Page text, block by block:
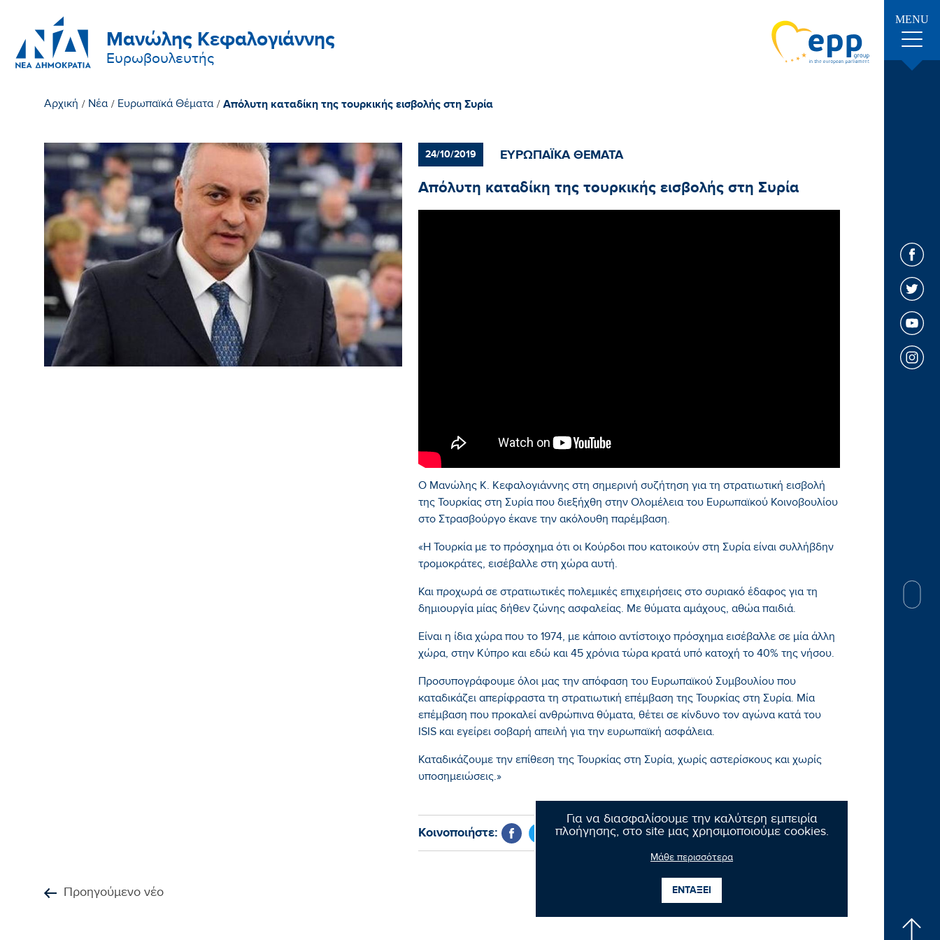
Μανώλης Κεφαλογιάννης
Ευρωβουλευτής
MENU
Για να διασφαλίσουμε την καλύτερη εμπειρία
πλοήγησης, στο site μας χρησιμοποιούμε cookies.
Μάθε περισσότερα
ΕΝΤΑΞΕΙ
Αρχική / Νέα / Ευρωπαϊκά Θέματα / Απόλυτη καταδίκη της τουρκικής εισβολής στη Συρία
24/10/2019 ΕΥΡΩΠΑΪΚΑ ΘΕΜΑΤΑ
Απόλυτη καταδίκη της τουρκικής εισβολής στη Συρία
Ο Μανώλης Κ. Κεφαλογιάννης στη σημερινή συζήτηση για τη στρατιωτική εισβολή
της Τουρκίας στη Συρία που διεξήχθη στην Ολομέλεια του Ευρωπαϊκού Κοινοβουλίου
στο Στρασβούργο έκανε την ακόλουθη παρέμβαση.
«Η Τουρκία με το πρόσχημα ότι οι Κούρδοι που κατοικούν στη Συρία είναι συλλήβδην
τρομοκράτες, εισέβαλλε στη χώρα αυτή.
Και προχωρά σε στρατιωτικές πολεμικές επιχειρήσεις στο συριακό έδαφος για τη
δημιουργία μίας δήθεν ζώνης ασφαλείας. Με θύματα αμάχους, αθώα παιδιά.
Είναι η ίδια χώρα που το 1974, με κάποιο αντίστοιχο πρόσχημα εισέβαλλε σε μία άλλη
χώρα, στην Κύπρο και εδώ και 45 χρόνια τώρα κρατά υπό κατοχή το 40% της νήσου.
Προσυπογράφουμε όλοι μας την απόφαση του Ευρωπαϊκού Συμβουλίου που
καταδικάζει απερίφραστα τη στρατιωτική επέμβαση της Τουρκίας στη Συρία. Μία
επέμβαση που προκαλεί ανθρώπινα θύματα, θέτει σε κίνδυνο τον αγώνα κατά του
ISIS και εγείρει σοβαρή απειλή για την ευρωπαϊκή ασφάλεια.
Καταδικάζουμε την επίθεση της Τουρκίας στη Συρία, χωρίς αστερίσκους και χωρίς
υποσημειώσεις.»
Κοινοποιήστε:
Προηγούμενο νέο